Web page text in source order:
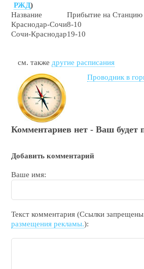
РЖД)
Название
Прибытие на
Краснодар-Сочи8-10
Сочи-Краснодар19-10
см. также другие расписания
Проводник в
Комментариев нет - Ваш будет
Добавить комментарий
Ваше имя:
Текст комментария (Ссылки
размещения рекламы.):